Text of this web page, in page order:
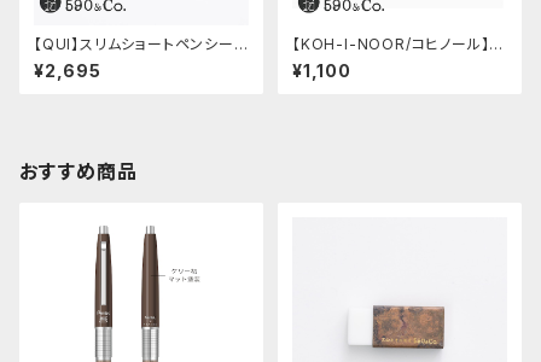
【QUI】スリムショートペンシー
ス・クードゥー (ストーン)
¥2,695
【KOH-I-NOOR/コヒノール】M
ephisto profi 5035シャープ
ペンシル(0.5mm)
¥1,100
おすすめ商品